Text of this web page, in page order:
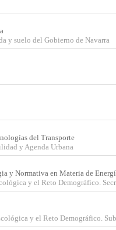
y suelo del Gobierno de Navarra
del Transporte
y Agenda Urbana
y Normativa en Materia de
y el Reto Demográfico.
y el Reto Demográfico.